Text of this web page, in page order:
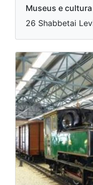
Museus e cultura
​26 Shabbetai